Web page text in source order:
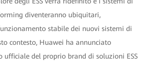
diventeranno ubiquitari,
stabile dei nuovi sistemi di
contesto, Huawei ha annunciato
ufficiale del proprio brand di soluzioni ESS